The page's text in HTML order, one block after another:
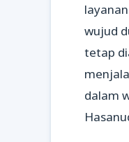
wujud
tetap
dalam